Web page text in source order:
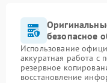
безопасное
Использование
аккуратная работа с
резервное
восстановление